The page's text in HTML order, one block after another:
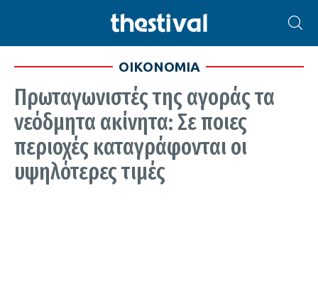
ΟΙΚΟΝΟΜΙΑ
Πρωταγωνιστές της αγοράς τα
νεόδμητα ακίνητα: Σε ποιες
περιοχές καταγράφονται οι
υψηλότερες τιμές